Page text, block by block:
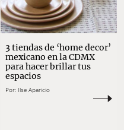
3 tiendas de ‘home decor’
mexicano en la CDMX
para hacer brillar tus
espacios
Por: Ilse Aparicio